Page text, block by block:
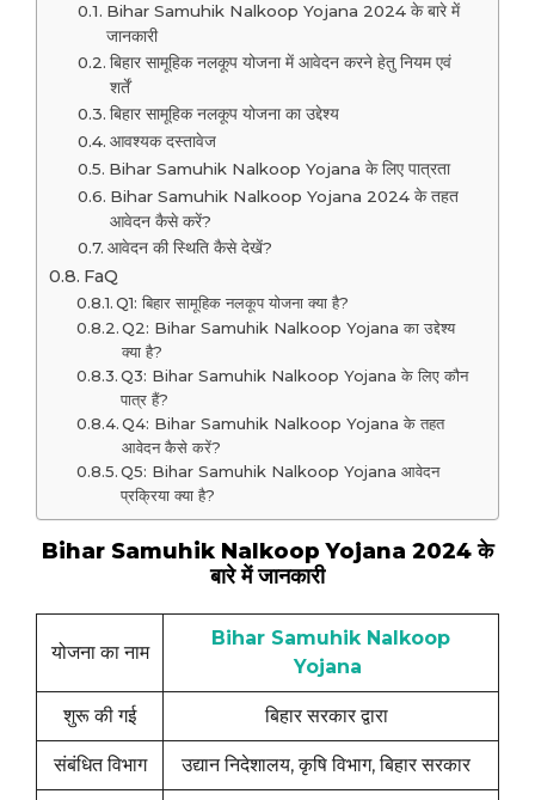
Bihar Samuhik Nalkoop Yojana 2024 के बारे में
जानकारी
बिहार सामूहिक नलकूप योजना में आवेदन करने हेतु नियम एवं
शर्तें
बिहार सामूहिक नलकूप योजना का उद्देश्य
आवश्यक दस्तावेज
Bihar Samuhik Nalkoop Yojana के लिए पात्रता
Bihar Samuhik Nalkoop Yojana 2024 के तहत
आवेदन कैसे करें?
आवेदन की स्थिति कैसे देखें?
FaQ
Q1: बिहार सामूहिक नलकूप योजना क्या है?
Q2: Bihar Samuhik Nalkoop Yojana का उद्देश्य
क्या है?
Q3: Bihar Samuhik Nalkoop Yojana के लिए कौन
पात्र हैं?
Q4: Bihar Samuhik Nalkoop Yojana के तहत
आवेदन कैसे करें?
Q5: Bihar Samuhik Nalkoop Yojana आवेदन
प्रक्रिया क्या है?
Bihar Samuhik Nalkoop Yojana 2024 के
बारे में जानकारी
योजना का नाम
Bihar Samuhik Nalkoop
Yojana
शुरू की गई बिहार सरकार द्वारा
संबंधित विभाग उद्यान निदेशालय, कृषि विभाग, बिहार सरकार